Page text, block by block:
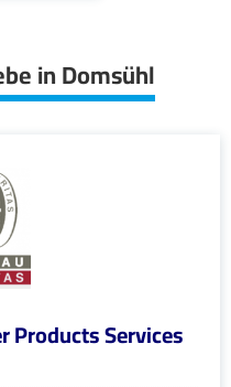
in Domsühl
Products Services